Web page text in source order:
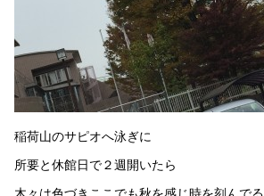
稲荷山のサピオへ泳ぎに
所要と休館日で２週開いたら